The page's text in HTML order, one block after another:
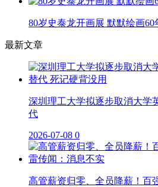
80岁史泰龙开画展 默默绘画60
最新文章
深圳理工大学拟逐步取消大学
代
2026-07-08 0
高管薪资归零、全员降薪！百